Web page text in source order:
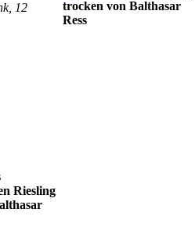
12